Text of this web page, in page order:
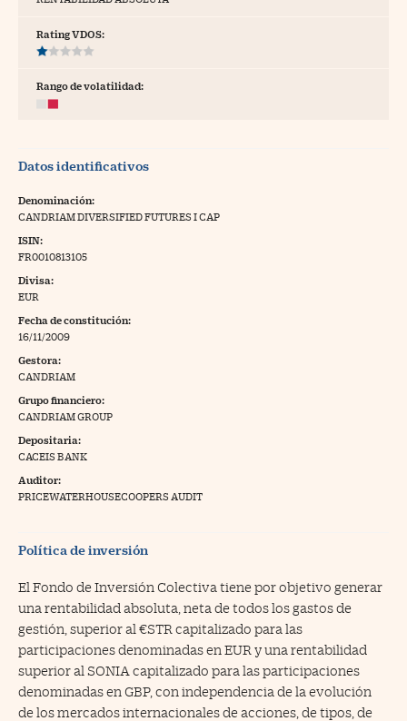
Pyme
a Cinco Días
Rating VDOS:
Rango de volatilidad:
Datos identificativos
Denominación:
CANDRIAM DIVERSIFIED FUTURES I CAP
ISIN:
FR0010813105
Divisa:
EUR
Fecha de constitución:
16/11/2009
Gestora:
CANDRIAM
Grupo financiero:
CANDRIAM GROUP
Depositaria:
CACEIS BANK
Auditor:
PRICEWATERHOUSECOOPERS AUDIT
Política de inversión
El Fondo de Inversión Colectiva tiene por objetivo generar
una rentabilidad absoluta, neta de todos los gastos de
gestión, superior al €STR capitalizado para las
participaciones denominadas en EUR y una rentabilidad
superior al SONIA capitalizado para las participaciones
denominadas en GBP, con independencia de la evolución
de los mercados internacionales de acciones, de tipos, de